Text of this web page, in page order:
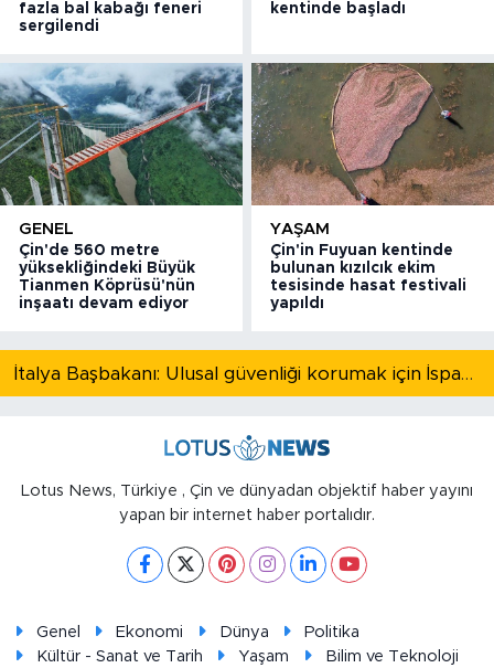
fazla bal kabağı feneri
sergilendi
kentinde başladı
GENEL
Çin'de 560 metre
yüksekliğindeki Büyük
Tianmen Köprüsü'nün
inşaatı devam ediyor
YAŞAM
Çin'in Fuyuan kentinde
bulunan kızılcık ekim
tesisinde hasat festivali
yapıldı
İtalya Başbakanı: Ulusal güvenliği korumak için İspanya ile Schengen kapsamındaki serbest dolaşımı askıya alıyoruz
Lotus News, Türkiye , Çin ve dünyadan objektif haber yayını
yapan bir internet haber portalıdır.
Genel Ekonomi Dünya
Politika
Kültür - Sanat ve Tarih
Yaşam Bilim ve Teknoloji